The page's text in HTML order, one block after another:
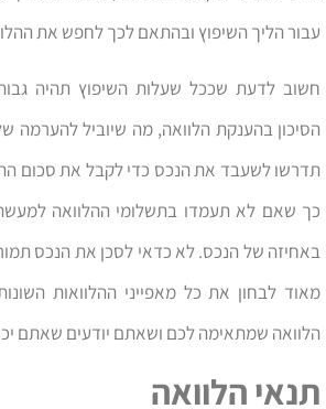
עבור הליך השיפוץ ובהתאם לכך לחפש את
חשוב לדעת שככל שעלות השיפוץ תהיה
הסיכון בהענקת הלוואה, מה שיוביל להערמה
תדרשו לשעבד את הנכס כדי לקבל את סכום
כך שאם לא תעמדו בתשלומי ההלוואה
באחיזה של הנכס. לא כדאי לסכן את הנכס
מאוד לבחון את כל מאפייני ההלוואות
הלוואה שמתאימה לכם ושאתם יודעים שאתם
תנאי הלוואה